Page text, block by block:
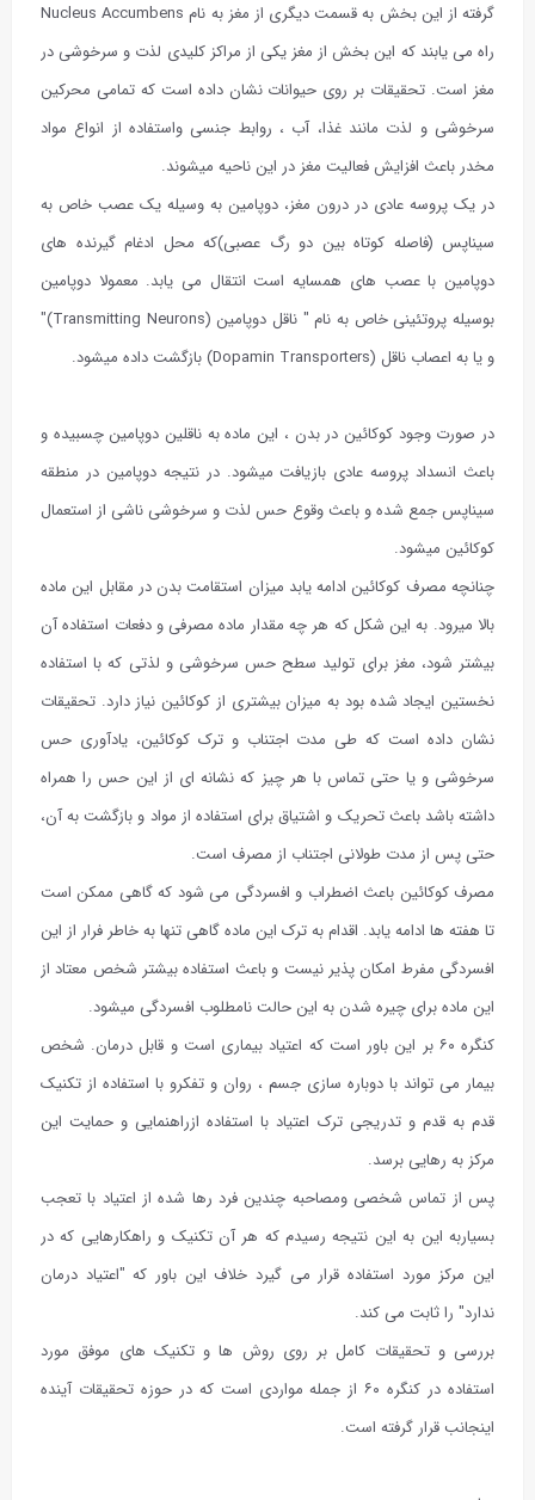
گرفته از این بخش به قسمت دیگری از مغز به نام Nucleus Accumbens
راه می یابند که این بخش از مغز یکی از مراکز کلیدی لذت و سرخوشی در
مغز است. تحقیقات بر روی حیوانات نشان داده است که تمامی محرکین
سرخوشی و لذت مانند غذا، آب ، روابط جنسی واستفاده از انواع مواد
مخدر باعث افزایش فعالیت مغز در این ناحیه میشوند.
در یک پروسه عادی در درون مغز، دوپامین به وسیله یک عصب خاص به
سیناپس (فاصله کوتاه بین دو رگ عصبی)که محل ادغام گیرنده های
دوپامین با عصب های همسایه است انتقال می یابد. معمولا دوپامین
بوسیله پروتئینی خاص به نام " ناقل دوپامین (Transmitting Neurons)"
و یا به اعصاب ناقل (Dopamin Transporters) بازگشت داده میشود.
در صورت وجود کوکائین در بدن ، این ماده به ناقلین دوپامین چسبیده و
باعث انسداد پروسه عادی بازیافت میشود. در نتیجه دوپامین در منطقه
سیناپس جمع شده و باعث وقوع حس لذت و سرخوشی ناشی از استعمال
کوکائین میشود.
چنانچه مصرف کوکائین ادامه یابد میزان استقامت بدن در مقابل این ماده
بالا میرود. به این شکل که هر چه مقدار ماده مصرفی و دفعات استفاده آن
بیشتر شود، مغز برای تولید سطح حس سرخوشی و لذتی که با استفاده
نخستین ایجاد شده بود به میزان بیشتری از کوکائین نیاز دارد. تحقیقات
نشان داده است که طی مدت اجتناب و ترک کوکائین، یادآوری حس
سرخوشی و یا حتی تماس با هر چیز که نشانه ای از این حس را همراه
داشته باشد باعث تحریک و اشتیاق برای استفاده از مواد و بازگشت به آن،
حتی پس از مدت طولانی اجتناب از مصرف است.
مصرف کوکائین باعث اضطراب و افسردگی می شود که گاهی ممکن است
تا هفته ها ادامه یابد. اقدام به ترک این ماده گاهی تنها به خاطر فرار از این
افسردگی مفرط امکان پذیر نیست و باعث استفاده بیشتر شخص معتاد از
این ماده برای چیره شدن به این حالت نامطلوب افسردگی میشود.
کنگره ۶۰ بر این باور است که اعتیاد بیماری است و قابل درمان. شخص
بیمار می تواند با دوباره سازی جسم ، روان و تفکرو با استفاده از تکنیک
قدم به قدم و تدریجی ترک اعتیاد با استفاده ازراهنمایی و حمایت این
مرکز به رهایی برسد.
پس از تماس شخصی ومصاحبه چندین فرد رها شده از اعتیاد با تعجب
بسیاربه این به این نتیجه رسیدم که هر آن تکنیک و راهکارهایی که در
این مرکز مورد استفاده قرار می گیرد خلاف این باور که "اعتیاد درمان
ندارد" را ثابت می کند.
بررسی و تحقیقات کامل بر روی روش ها و تکنیک های موفق مورد
استفاده در کنگره ۶۰ از جمله مواردی است که در حوزه تحقیقات آینده
اینجانب قرار گرفته است.